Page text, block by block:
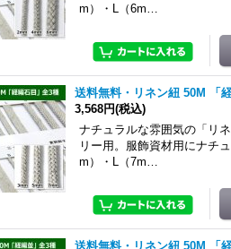
m）・L（6m…
送料無料・リネン紐 50M 「
3,568円(税込)
ナチュラルな雰囲気の「リ
リー用。服飾資材用にナチ
m）・L（7m…
送料無料・リネン紐 50M 「